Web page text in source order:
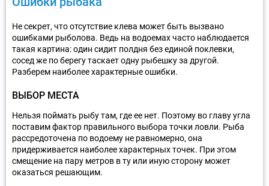
Не секрет, что отсутствие клева может быть вызвано
ошибками рыболова. Ведь на водоемах часто наблюдается
такая картина: один сидит полдня без единой поклевки,
сосед же по берегу таскает одну рыбешку за другой.
Разберем наиболее характерные ошибки.
ВЫБОР МЕСТА
Нельзя поймать рыбу там, где ее нет. Поэтому во главу угла
поставим фактор правильного выбора точки ловли. Рыба
рассредоточена по водоему не равномерно, она
придерживается наиболее характерных точек. При этом
смещение на пару метров в ту или иную сторону может
оказаться решающим.